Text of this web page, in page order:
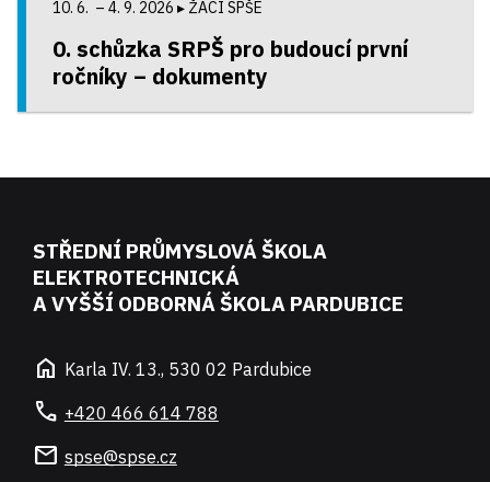
10. 6. – 4. 9. 2026 ▸ ŽÁCI SPŠE
0. schůzka SRPŠ pro budoucí první
ročníky – dokumenty
STŘEDNÍ PRŮMYSLOVÁ ŠKOLA
ELEKTROTECHNICKÁ
A VYŠŠÍ ODBORNÁ ŠKOLA PARDUBICE
home Karla IV. 13., 530 02 Pardubice
call +420 466 614 788
mail spse@spse.cz